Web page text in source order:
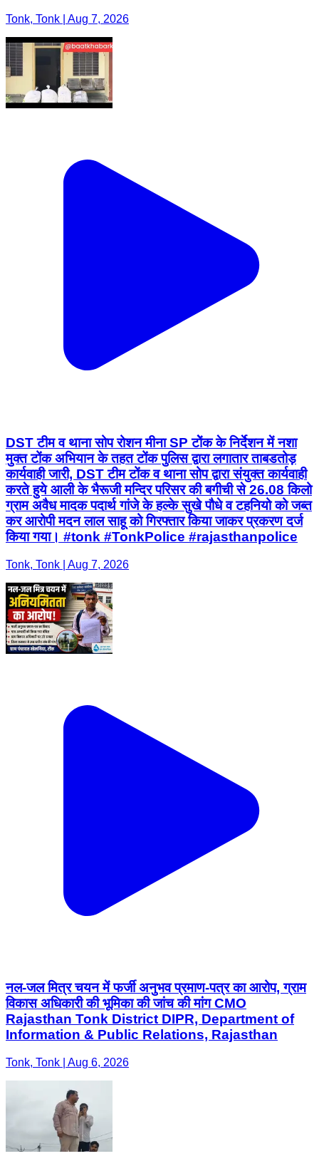
Tonk, Tonk | Aug 7, 2026
DST टीम व थाना सोप रोशन मीना SP टोेंक के निर्देशन में नशा
मुक्त टोंक अभियान के तहत टोंक पुलिस द्वारा लगातार ताबडतोड़
कार्यवाही जारी, DST टीम टोंक व थाना सोप द्वारा संयुक्त कार्यवाही
करते हुये आली के भैरूजी मन्दिर परिसर की बगीची से 26.08 किलो
ग्राम अवैध मादक पदार्थ गांजे के हल्के सुखे पौधे व टहनियो को जब्त
कर आरोपी मदन लाल साहू को गिरफ्तार किया जाकर प्रकरण दर्ज
किया गया। #tonk #TonkPolice #rajasthanpolice
Tonk, Tonk | Aug 7, 2026
नल-जल मित्र चयन में फर्जी अनुभव प्रमाण-पत्र का आरोप, ग्राम
विकास अधिकारी की भूमिका की जांच की मांग CMO
Rajasthan Tonk District DIPR, Department of
Information & Public Relations, Rajasthan
Tonk, Tonk | Aug 6, 2026